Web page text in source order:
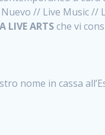
// Live Music //
LIVE ARTSche vi
nome in cassa